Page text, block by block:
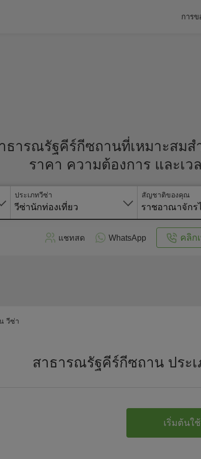
การข
ธารณรัฐคีร์กีซถานที่เหมาะสม
ราคา ความต้องการ และเว
ประเภทวีซ่า
วีซ่านักท่องเที่ยว
สัญชาติของคุณ
ราชอาณาจักร
แชทสด WhatsApp คลิก
วีซ่า
สาธารณรัฐคีร์กีซถาน ประ
เริ่มต้นใ